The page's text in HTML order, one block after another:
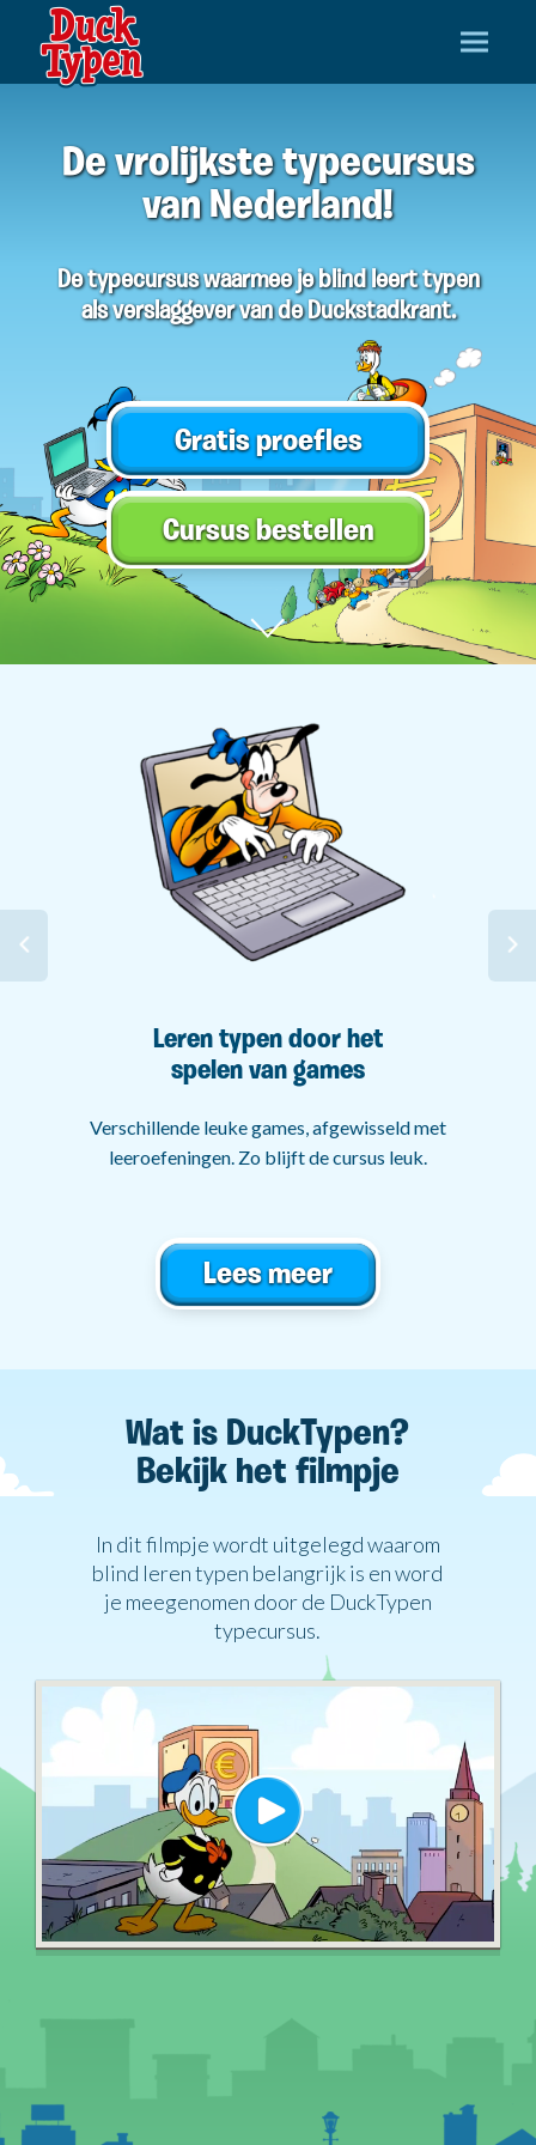
De vrolijkste typecursus
van Nederland!
De typecursus waarmee je blind leert typen
als verslaggever van de Duckstadkrant.
Gratis proefles
Cursus bestellen
Leren typen door het
spelen van games
Verschillende leuke games, afgewisseld met
leeroefeningen. Zo blijft de cursus leuk.
Lees meer
Wat is DuckTypen?
Bekijk het filmpje
In dit filmpje wordt uitgelegd waarom
blind leren typen belangrijk is en word
je meegenomen door de DuckTypen
typecursus.